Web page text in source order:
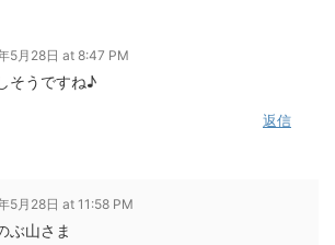
5月28日 at 8:47 PM
そうですね♪
返信
5月28日 at 11:58 PM
ぶ山さま